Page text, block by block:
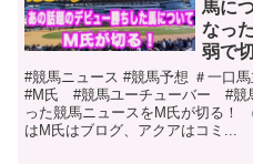
馬に
なっ
弱で
#競馬ニュース #競馬予想 ＃一口
#M氏 #競馬ユーチューバー #
った競馬ニュースをM氏が切る！
はM氏はブログ、アクアはコミ...